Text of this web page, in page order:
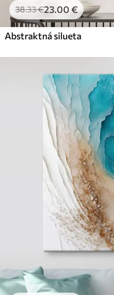
38.33€23.00 €
Abstraktná silueta